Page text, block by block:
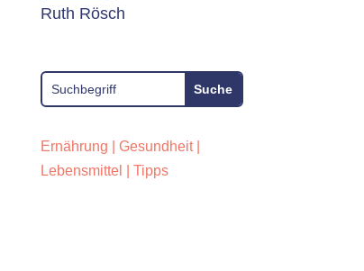
Ruth Rösch
Ernährung |Gesundheit|
Lebensmittel
|Tipps